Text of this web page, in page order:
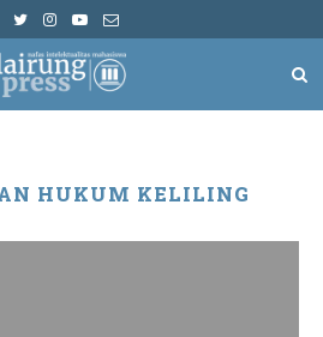
HUKUM KELILING